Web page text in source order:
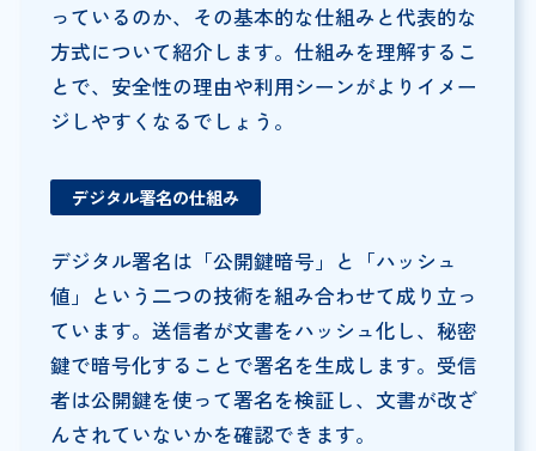
っているのか、その基本的な仕組みと代表的な
方式について紹介します。仕組みを理解するこ
とで、安全性の理由や利用シーンがよりイメー
ジしやすくなるでしょう。
デジタル署名の仕組み
デジタル署名は「公開鍵暗号」と「ハッシュ
値」という二つの技術を組み合わせて成り立っ
ています。送信者が文書をハッシュ化し、秘密
鍵で暗号化することで署名を生成します。受信
者は公開鍵を使って署名を検証し、文書が改ざ
んされていないかを確認できます。